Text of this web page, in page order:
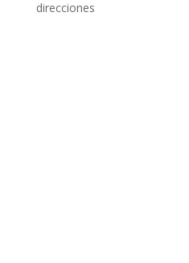
direcciones